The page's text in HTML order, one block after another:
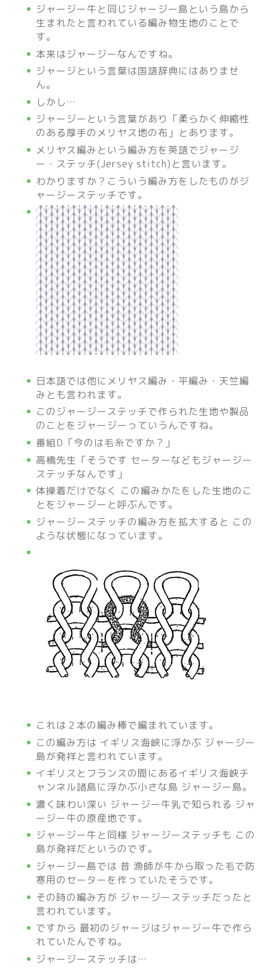
ジャージー牛と同じジャージー島という島から
生まれたと言われている編み物生地のことで
す。
本来はジャージーなんですね。
ジャージという言葉は国語辞典にはありませ
ん。
しかし…
ジャージーという言葉があり「柔らかく伸縮性
のある厚手のメリヤス地の布」とあります。
メリヤス編みという編み方を英語でジャージ
ー・ステッチ(Jersey stitch)と言います。
わかりますか？こういう編み方をしたものがジ
ャージーステッチです。
日本語では他にメリヤス編み・平編み・天竺編
みとも言われます。
このジャージーステッチで作られた生地や製品
のことをジャージーっていうんですね。
番組D「今のは毛糸ですか？」
高橋先生「そうです セーターなどもジャージー
ステッチなんです」
体操着だけでなく この編みかたをした生地のこ
とをジャージーと呼ぶんです。
ジャージーステッチの編み方を拡大すると この
ような状態になっています。
これは２本の編み棒で編まれています。
この編み方は イギリス海峡に浮かぶ ジャージー
島が発祥と言われています。
イギリスとフランスの間にあるイギリス海峡チ
ャンネル諸島に浮かぶ小さな島 ジャージー島。
濃く味わい深い ジャージー牛乳で知られる ジャ
ージー牛の原産地です。
ジャージー牛と同様 ジャージーステッチも この
島が発祥だというのです。
ジャージー島では 昔 漁師が牛から取った毛で防
寒用のセーターを作っていたそうです。
その時の編み方が ジャージーステッチだったと
言われています。
ですから 最初のジャージはジャージー牛で作ら
れていたんですね。
ジャージーステッチは…